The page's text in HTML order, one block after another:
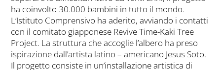
ha coinvolto 30.000 bambini in tutto il mondo.
L’Istituto Comprensivo ha aderito, avviando i contatti
con il comitato giapponese Revive Time-Kaki Tree
Project. La struttura che accoglie l’albero ha preso
ispirazione dall’artista latino – americano Jesus Soto.
Il progetto consiste in un’installazione artistica di